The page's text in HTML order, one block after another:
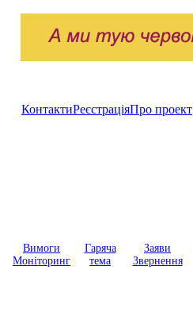
КонтактиРеєстраціяПро проект
Вимоги
Моніторинг
Гаряча
тема
Заяви
Звернення